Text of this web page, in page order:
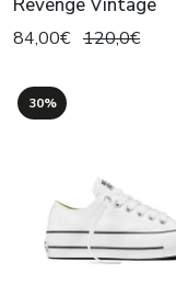
84,00€ 120,0€
30%